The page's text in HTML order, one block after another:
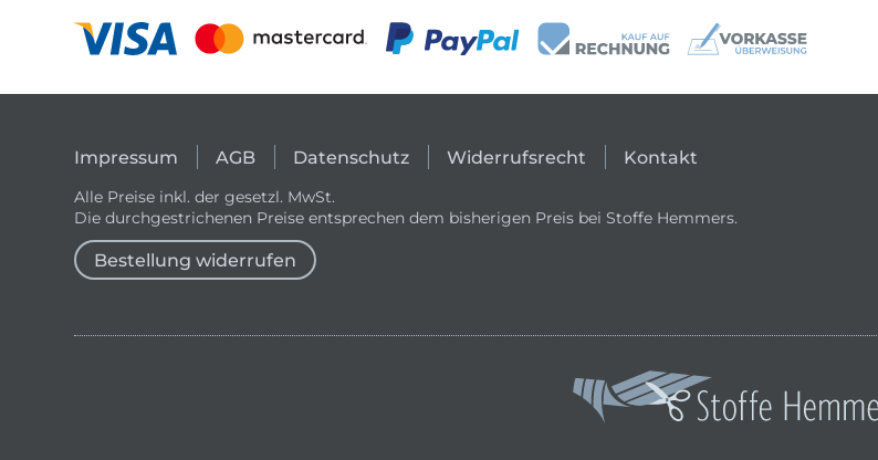
Impressum AGB Datenschutz Widerrufsrecht Kontakt
Alle Preise inkl. der gesetzl. MwSt.
Die durchgestrichenen Preise entsprechen dem bisherigen Preis bei Stoffe Hemmers.
Bestellung widerrufen